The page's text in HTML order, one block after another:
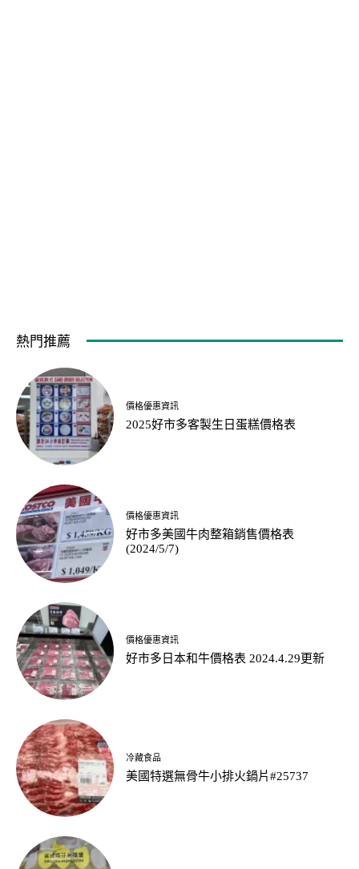
熱門推薦
價格優惠資訊
2025好市多客製生日蛋糕價格表
價格優惠資訊
好市多美國牛肉整箱銷售價格表
(2024/5/7)
價格優惠資訊
好市多日本和牛價格表 2024.4.29更新
冷藏食品
美國特選無骨牛小排火鍋片#25737